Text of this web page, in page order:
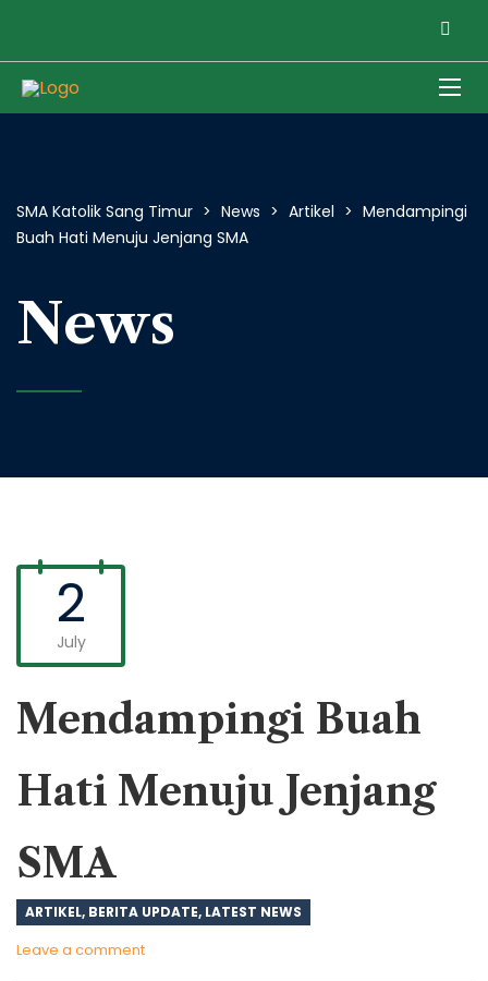
SMA Katolik Sang Timur > News > Artikel > Mendampingi
Buah Hati Menuju Jenjang SMA
News
2
July
Mendampingi Buah
Hati Menuju Jenjang
SMA
ARTIKEL, BERITA UPDATE, LATEST NEWS
Leave a comment